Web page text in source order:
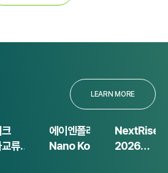
LEARN MORE
류회
에이엔폴리
Nano Korea
NextRise
2026